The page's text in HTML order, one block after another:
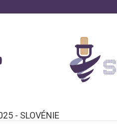
- SLOVÉNIE